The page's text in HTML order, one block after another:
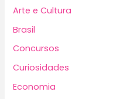
Arte e Cultura
Brasil
Concursos
Curiosidades
Economia